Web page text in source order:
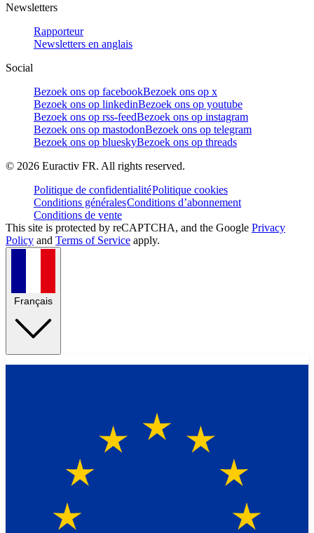
Newsletters
Rapporteur
Newsletters en anglais
Social
Bezoek ons op facebookBezoek ons op x
Bezoek ons op linkedinBezoek ons op youtube
Bezoek ons op rss-feedBezoek ons op instagram
Bezoek ons op mastodonBezoek ons op telegram
Bezoek ons op blueskyBezoek ons op threads
© 2026 Euractiv FR. All rights reserved.
Politique de confidentialitéPolitique cookies
Conditions généralesConditions d’abonnement
Conditions de vente
This site is protected by reCAPTCHA, and the Google Privacy
Policy and Terms of Service apply.
Français